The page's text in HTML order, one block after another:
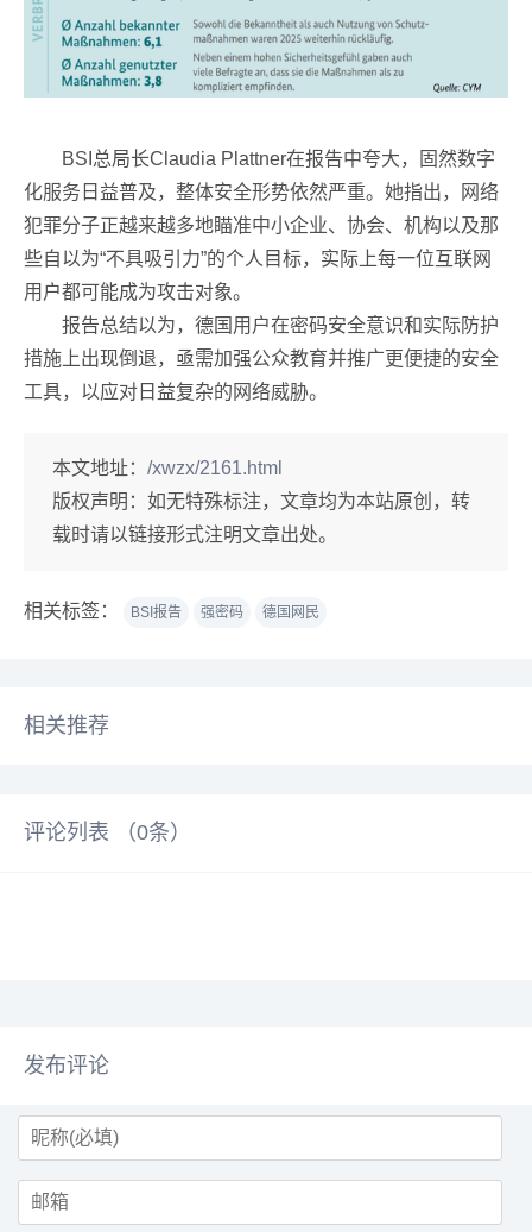
BSI总局长Claudia Plattner在报告中夸大，固然数字
化服务日益普及，整体安全形势依然严重。她指出，网络
犯罪分子正越来越多地瞄准中小企业、协会、机构以及那
些自以为“不具吸引力”的个人目标，实际上每一位互联网
用户都可能成为攻击对象。
报告总结以为，德国用户在密码安全意识和实际防护
措施上出现倒退，亟需加强公众教育并推广更便捷的安全
工具，以应对日益复杂的网络威胁。
本文地址： /xwzx/2161.html
版权声明： 如无特殊标注，文章均为本站原创，转
载时请以链接形式注明文章出处。
相关标签： BSI报告 强密码 德国网民
相关推荐
评论列表 （0条）
发布评论